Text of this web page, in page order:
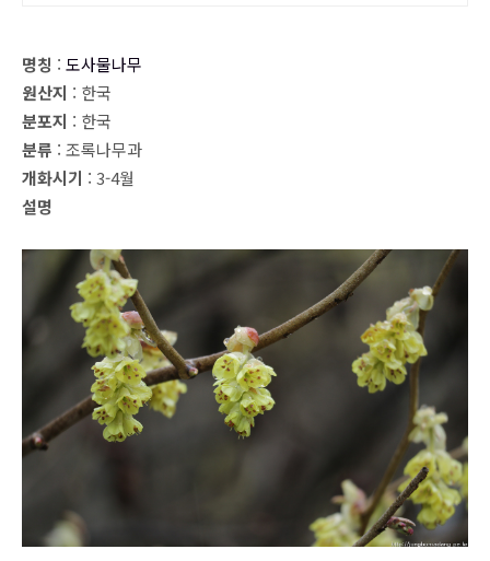
명칭 : 도사물나무
원산지 : 한국
분포지 : 한국
분류 : 조록나무과
개화시기 : 3-4월
설명